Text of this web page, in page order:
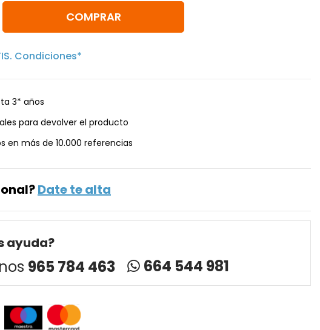
COMPRAR
Condiciones*
3* años
para devolver el producto
en más de 10.000 referencias
Date te alta
ayuda?
965 784 463 664 544 981